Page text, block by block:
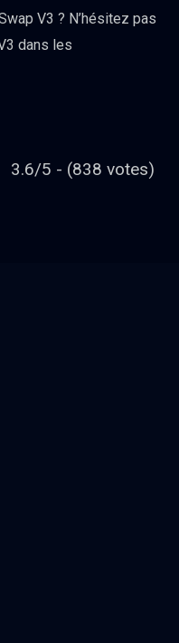
V3 ? N’hésitez pas
dans les
3.6/5 - (838 votes)